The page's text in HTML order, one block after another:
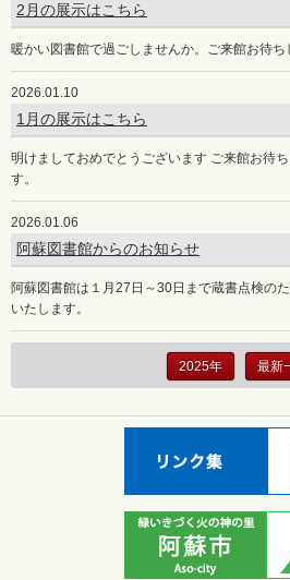
2月の展示はこちら
暖かい図書館で過ごしませんか。ご来館お待ち
2026.01.10
1月の展示はこちら
明けましておめでとうございます ご来館お待ち
す。
2026.01.06
阿蘇図書館からのお知らせ
阿蘇図書館は１月27日～30日まで蔵書点検の
いたします。
2025年 最新